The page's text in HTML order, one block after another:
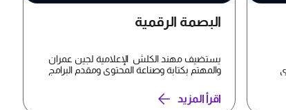
البصمة الرقمية
يستضيف مهند الكلش الإعلامية لجين عمران
والمهتم بكتابة وصناعة المحتوى ومقدم البرامج
اقرأ المزيد